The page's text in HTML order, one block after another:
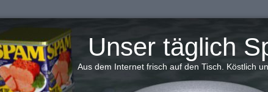
Unser täglich
Aus dem Internet frisch auf den Tisch. Köstlich